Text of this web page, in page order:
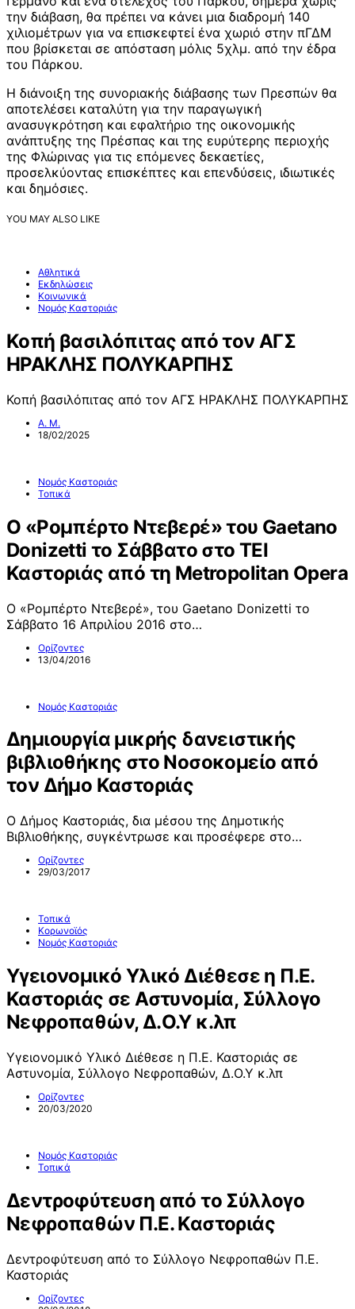
την διάβαση, θα πρέπει να κάνει μια διαδρομή 140
χιλιομέτρων για να επισκεφτεί ένα χωριό στην πΓΔΜ
που βρίσκεται σε απόσταση μόλις 5χλμ. από την έδρα
του Πάρκου.
Η διάνοιξη της συνοριακής διάβασης των Πρεσπών θα
αποτελέσει καταλύτη για την παραγωγική
ανασυγκρότηση και εφαλτήριο της οικονομικής
ανάπτυξης της Πρέσπας και της ευρύτερης περιοχής
της Φλώρινας για τις επόμενες δεκαετίες,
προσελκύοντας επισκέπτες και επενδύσεις, ιδιωτικές
και δημόσιες.
YOU MAY ALSO LIKE
Αθλητικά
Εκδηλώσεις
Κοινωνικά
Νομός Καστοριάς
Κοπή βασιλόπιτας από τον ΑΓΣ
ΗΡΑΚΛΗΣ ΠΟΛΥΚΑΡΠΗΣ
Κοπή βασιλόπιτας από τον ΑΓΣ ΗΡΑΚΛΗΣ ΠΟΛΥΚΑΡΠΗΣ
Α. Μ.
18/02/2025
Νομός Καστοριάς
Τοπικά
Ο «Ρομπέρτο Ντεβερέ» του Gaetano
Donizetti το Σάββατο στο ΤΕΙ
Καστοριάς από τη Metropolitan Opera
O «Ρομπέρτο Ντεβερέ», του Gaetano Donizetti το
Σάββατο 16 Απριλίου 2016 στο…
Ορίζοντες
13/04/2016
Νομός Καστοριάς
Δημιουργία μικρής δανειστικής
βιβλιοθήκης στο Νοσοκομείο από
τον Δήμο Καστοριάς
Ο Δήμος Καστοριάς, δια μέσου της Δημοτικής
Βιβλιοθήκης, συγκέντρωσε και προσέφερε στο…
Ορίζοντες
29/03/2017
Τοπικά
Κορωνοϊός
Νομός Καστοριάς
Υγειονομικό Υλικό Διέθεσε η Π.Ε.
Καστοριάς σε Αστυνομία, Σύλλογο
Νεφροπαθών, Δ.Ο.Υ κ.λπ
Υγειονομικό Υλικό Διέθεσε η Π.Ε. Καστοριάς σε
Αστυνομία, Σύλλογο Νεφροπαθών, Δ.Ο.Υ κ.λπ
Ορίζοντες
20/03/2020
Νομός Καστοριάς
Τοπικά
Δεντροφύτευση από το Σύλλογο
Νεφροπαθών Π.Ε. Καστοριάς
Δεντροφύτευση από το Σύλλογο Νεφροπαθών Π.Ε.
Καστοριάς
Ορίζοντες